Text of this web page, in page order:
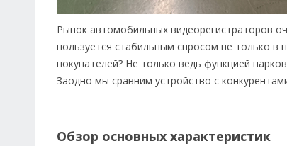
Рынок автомобильных видеорегистраторов
пользуется стабильным спросом не только в
покупателей? Не только ведь функцией
Заодно мы сравним устройство с
Обзор основных характеристик